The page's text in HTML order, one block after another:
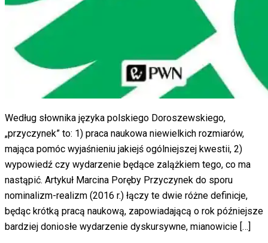
Według słownika języka polskiego Doroszewskiego,
„przyczynek” to: 1) praca naukowa niewielkich rozmiarów,
mająca pomóc wyjaśnieniu jakiejś ogólniejszej kwestii, 2)
wypowiedź czy wydarzenie będące zalążkiem tego, co ma
nastąpić. Artykuł Marcina Poręby Przyczynek do sporu
nominalizm-realizm (2016 r.) łączy te dwie różne definicje,
będąc krótką pracą naukową, zapowiadającą o rok późniejsze
bardziej doniosłe wydarzenie dyskursywne, mianowicie […]